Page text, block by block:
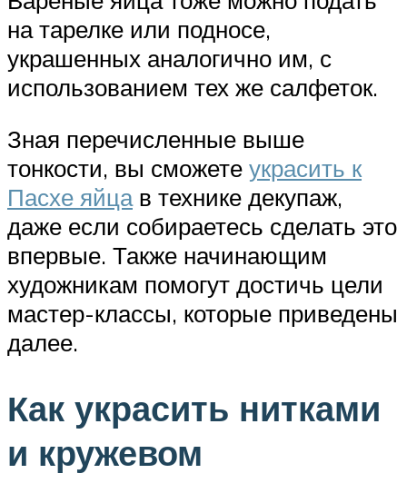
на тарелке или подносе,
украшенных аналогично им, с
использованием тех же салфеток.
Зная перечисленные выше
тонкости, вы сможете украсить к
Пасхе яйцав технике декупаж,
даже если собираетесь сделать это
впервые. Также начинающим
художникам помогут достичь цели
мастер-классы, которые приведены
далее.
Как украсить нитками
и кружевом